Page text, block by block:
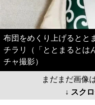
布団をめくり上げるとと
チラリ（「ととまるとは
チャ撮影）
まだまだ画像
↓ スク